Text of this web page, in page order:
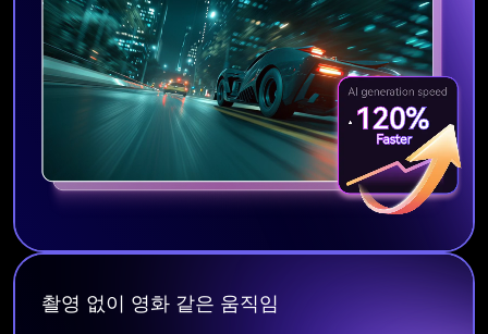
촬영 없이 영화 같은 움직임